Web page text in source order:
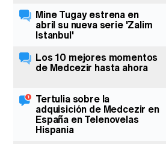
Mine Tugay estrena en
abril su nueva serie 'Zalim
Istanbul'
Los 10 mejores momentos
de Medcezir hasta ahora
Tertulia sobre la
adquisición de Medcezir en
España en Telenovelas
Hispania